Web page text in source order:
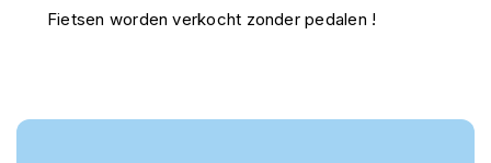
Fietsen worden verkocht zonder pedalen !